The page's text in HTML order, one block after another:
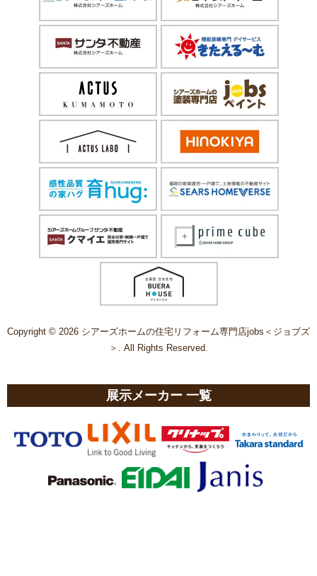
Copyright © 2026 シアーズホームの住宅リフォーム専門店jobs＜ジョブズ
＞. All Rights Reserved.
展示メーカー 一覧